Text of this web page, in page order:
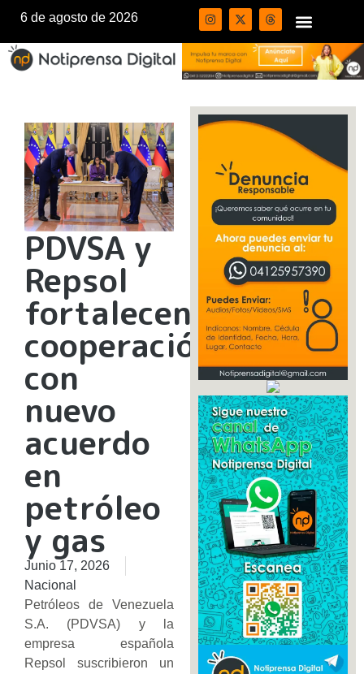
6 de agosto de 2026
PDVSA y
Repsol
fortalecen
cooperación
con
nuevo
acuerdo
en
petróleo
y gas
Junio 17, 2026
Nacional
Petróleos de Venezuela
S.A. (PDVSA) y la
empresa española
Repsol suscribieron un